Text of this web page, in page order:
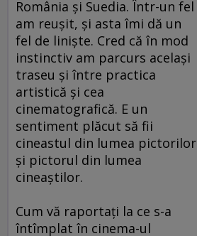
România şi Suedia. Într-un fel
am reuşit, şi asta îmi dă un
fel de linişte. Cred că în mod
instinctiv am parcurs acelaşi
traseu şi între practica
artistică şi cea
cinematografică. E un
sentiment plăcut să fii
cineastul din lumea pictorilor
şi pictorul din lumea
cineaştilor.
Cum vă raportaţi la ce s-a
întîmplat în cinema-ul